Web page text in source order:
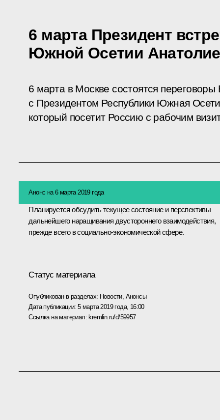
6 марта Президент
Южной Осетии
6 марта в Москве состоятся
с Президентом Республики Южная
который посетит Россию с рабочим
Анонс на 6 марта 2019 года
Планируется обсудить текущее состояние и перспективы
дальнейшего наращивания двустороннего взаимодействия,
прежде всего в социально-экономической сфере.
Статус материала
Опубликован в разделах: Новости, Анонсы
Дата публикации:5 марта 2019 года, 16:00
Ссылка на материал: kremlin.ru/d/59957